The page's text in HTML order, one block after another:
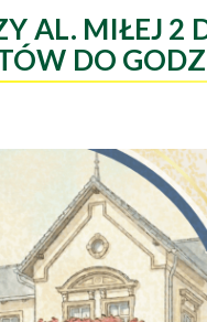
AL. MIŁEJ 2
DO